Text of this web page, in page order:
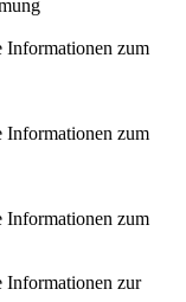
Informationen zum
Informationen zum
Informationen zum
Informationen zur